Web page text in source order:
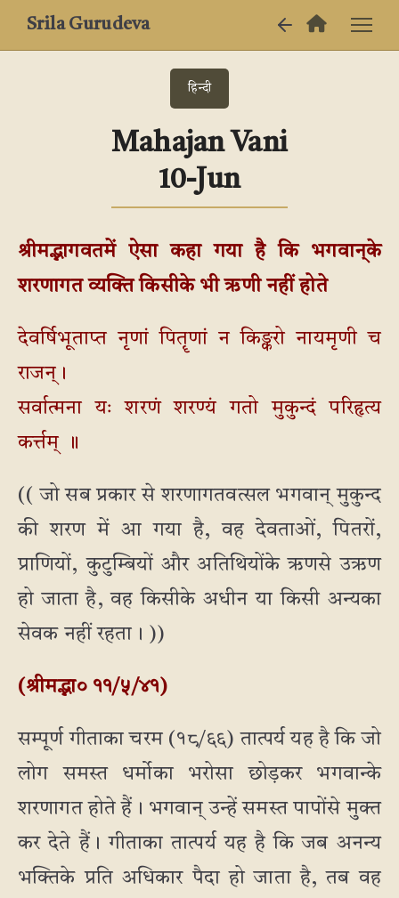
Srila Gurudeva
हिन्दी
Mahajan Vani
10-Jun
श्रीमद्भागवतमें ऐसा कहा गया है कि भगवान्‌के
शरणागत व्यक्ति किसीके भी ऋणी नहीं होते
देवर्षिभूताप्त नृणां पितॄणां न किङ्करो नायमृणी च
राजन्।
सर्वात्मना यः शरणं शरण्यं गतो मुकुन्दं परिहृत्य
कर्त्तम् ॥
(( जो सब प्रकार से शरणागतवत्सल भगवान् मुकुन्द
की शरण में आ गया है, वह देवताओं, पितरों,
प्राणियों, कुटुम्बियों और अतिथियोंके ऋणसे उऋण
हो जाता है, वह किसीके अधीन या किसी अन्यका
सेवक नहीं रहता। ))
(श्रीमद्भा० ११/५/४१)
सम्पूर्ण गीताका चरम (१८/६६) तात्पर्य यह है कि जो
लोग समस्त धर्मोका भरोसा छोड़कर भगवान्के
शरणागत होते हैं। भगवान् उन्हें समस्त पापोंसे मुक्त
कर देते हैं। गीताका तात्पर्य यह है कि जब अनन्य
भक्तिके प्रति अधिकार पैदा हो जाता है, तब वह